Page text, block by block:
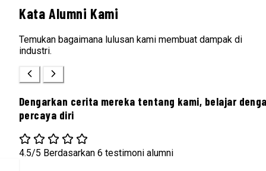
Kata Alumni Kami
Temukan bagaimana lulusan kami membuat dampak di
industri.
Dengarkan cerita mereka tentang kami, belajar
percaya diri
4.5/5 Berdasarkan 6 testimoni alumni